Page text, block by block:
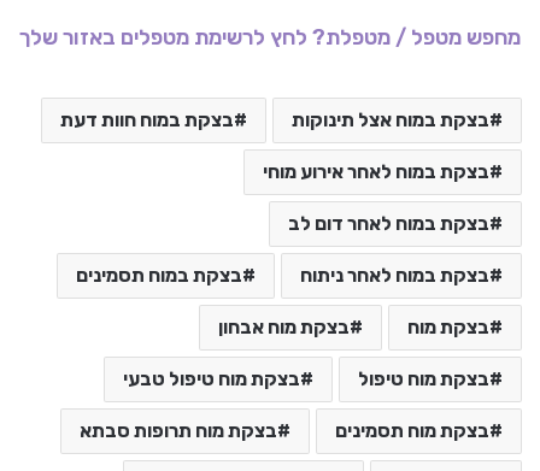
מחפש מטפל / מטפלת? לחץ לרשימת מטפלים באזור שלך
בצקת במוח אצל תינוקות בצקת במוח חוות דעת
בצקת במוח לאחר אירוע מוחי
בצקת במוח לאחר דום לב
בצקת במוח לאחר ניתוח בצקת במוח תסמינים
בצקת מוח בצקת מוח אבחון
בצקת מוח טיפול בצקת מוח טיפול טבעי
בצקת מוח תסמינים בצקת מוח תרופות סבתא